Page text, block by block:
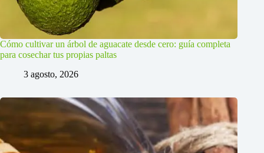
Cómo cultivar un árbol de aguacate desde cero: guía completa
para cosechar tus propias paltas
3 agosto, 2026